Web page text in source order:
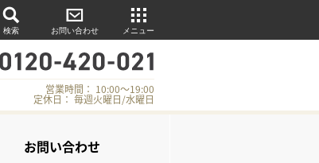
検索 お問い合わせ メニュー
営業時間： 10:00～19:00
定休日： 毎週火曜日/水曜日
お問い合わせ